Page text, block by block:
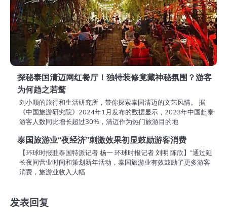
探秘泰国清迈网红餐厅！独特装修竟藏神秘氛围？游客
为何趋之若鹜
刘小顺的旅行和生活研究所，带你探索泰国清迈的文艺风情。 据
《中国旅游研究院》2024年1月发布的数据显示，2023年中国赴泰
游客人数同比增长超过30%，清迈作为热门旅游目的地
泰国旅游业“夜经济”刺激效果初显鼓励游客消费
【环球时报驻泰国特派记者 杨一 环球时报记者 刘明 陈欣】“通过延
长夜间营业时间和策划新年活动，泰国旅游业有效鼓励了更多游客
消费，旅游业收入大幅
发表回复